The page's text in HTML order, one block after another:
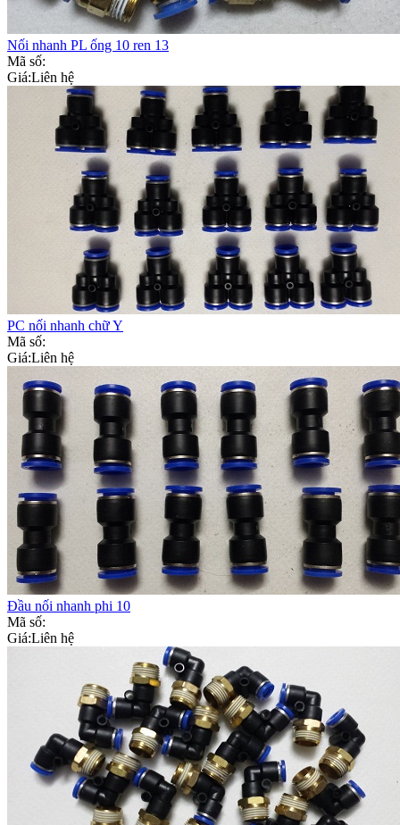
Nối nhanh PL ống 10 ren 13
Mã số:
Giá:Liên hệ
PC nối nhanh chữ Y
Mã số:
Giá:Liên hệ
Đầu nối nhanh phi 10
Mã số:
Giá:Liên hệ